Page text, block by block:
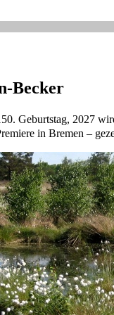
150. Geburtstag,
Ausstellungen
Arbeiten aus
der Internetseite der
buchbar und
Becker
Geburtstag, 2027
in Bremen –